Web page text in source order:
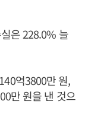
은 228.0% 늘
억3800만 원,
만 원을 낸 것으